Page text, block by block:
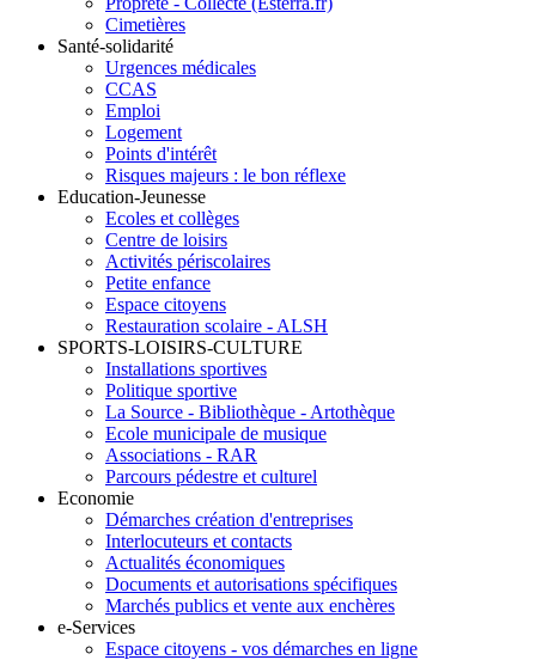
Cimetières
Santé-solidarité
Urgences médicales
CCAS
Emploi
Logement
Points d'intérêt
Risques majeurs : le bon réflexe
Education-Jeunesse
Ecoles et collèges
Centre de loisirs
Activités périscolaires
Petite enfance
Espace citoyens
Restauration scolaire - ALSH
SPORTS-LOISIRS-CULTURE
Installations sportives
Politique sportive
La Source - Bibliothèque - Artothèque
Ecole municipale de musique
Associations - RAR
Parcours pédestre et culturel
Economie
Démarches création d'entreprises
Interlocuteurs et contacts
Actualités économiques
Documents et autorisations spécifiques
Marchés publics et vente aux enchères
e-Services
Espace citoyens - vos démarches en ligne